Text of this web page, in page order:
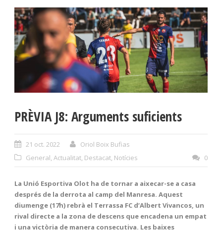
PRÈVIA J8: Arguments suficients
21 oct. 2022
Oriol Boix Bufias
General, Actualitat, Destacat, Notícies 0
La Unió Esportiva Olot ha de tornar a aixecar-se a casa
després de la derrota al camp del Manresa. Aquest
diumenge (17h) rebrà el Terrassa FC d’Albert Vivancos, un
rival directe a la zona de descens que encadena un empat
i una victòria de manera consecutiva. Les baixes